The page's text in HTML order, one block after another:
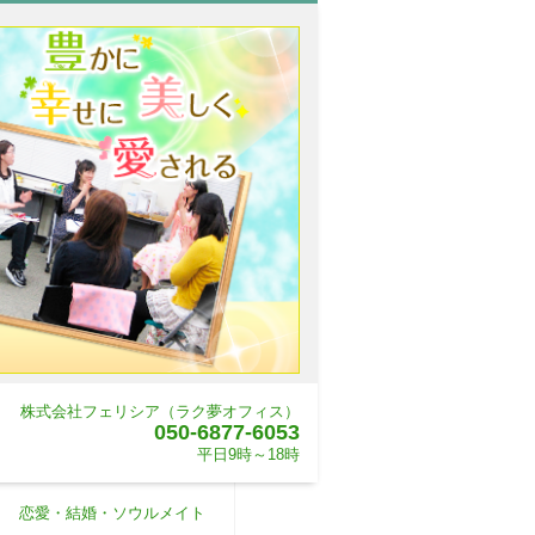
株式会社フェリシア（ラク夢オフィス）
050-6877-6053
平日9時～18時
恋愛・結婚・ソウルメイト